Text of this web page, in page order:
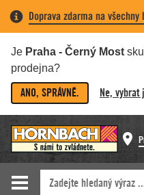
Doprava zdarma na
Je Praha - Černý Most
prodejna?
ANO, SPRÁVNĚ. Ne, vybrat